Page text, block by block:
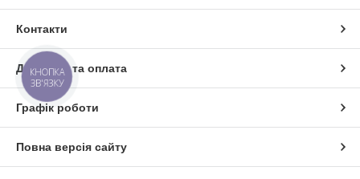
Контакти
Доставка та оплата
Графік роботи
Повна версія сайту
КНОПКА
ЗВ'ЯЗКУ